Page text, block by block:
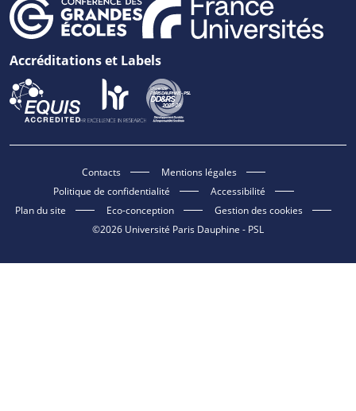
Accréditations et Labels
Contacts
Mentions légales
Politique de confidentialité
Accessibilité
Plan du site
Eco-conception
Gestion des cookies
©2026 Université Paris Dauphine - PSL